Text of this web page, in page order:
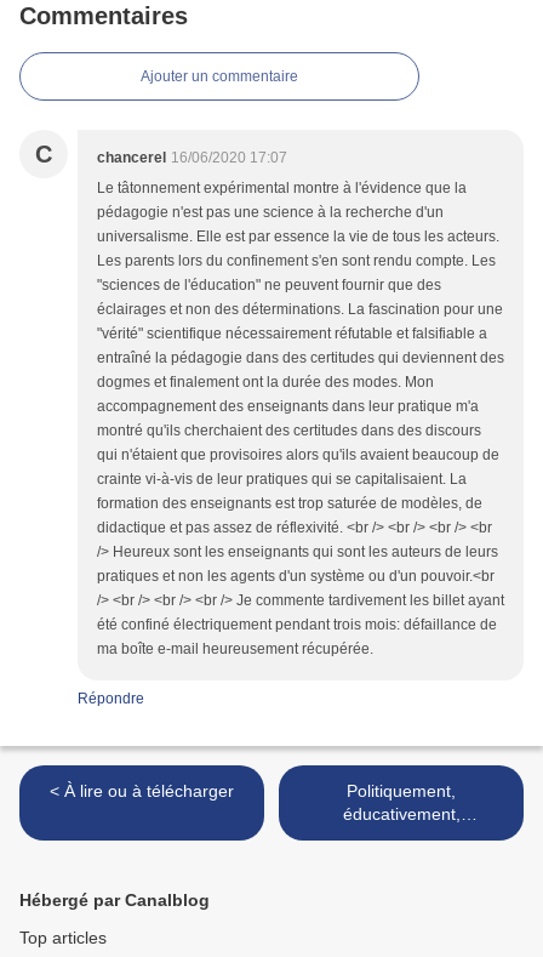
Commentaires
Ajouter un commentaire
C chancerel 16/06/2020 17:07
Le tâtonnement expérimental montre à l'évidence que la
pédagogie n'est pas une science à la recherche d'un
universalisme. Elle est par essence la vie de tous les acteurs.
Les parents lors du confinement s'en sont rendu compte. Les
"sciences de l'éducation" ne peuvent fournir que des
éclairages et non des déterminations. La fascination pour une
"vérité" scientifique nécessairement réfutable et falsifiable a
entraîné la pédagogie dans des certitudes qui deviennent des
dogmes et finalement ont la durée des modes. Mon
accompagnement des enseignants dans leur pratique m'a
montré qu'ils cherchaient des certitudes dans des discours
qui n'étaient que provisoires alors qu'ils avaient beaucoup de
crainte vi-à-vis de leur pratiques qui se capitalisaient. La
formation des enseignants est trop saturée de modèles, de
didactique et pas assez de réflexivité. <br /> <br /> <br /> <br
/> Heureux sont les enseignants qui sont les auteurs de leurs
pratiques et non les agents d'un système ou d'un pouvoir.<br
/> <br /> <br /> <br /> Je commente tardivement les billet ayant
été confiné électriquement pendant trois mois: défaillance de
ma boîte e-mail heureusement récupérée.
Répondre
< À lire ou à télécharger
Politiquement,
éducativement,
philosophiquement… très
Hébergé par Canalblog
Top articles